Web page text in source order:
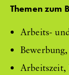
Themen zum
Arbeits-
Arbeitszeit,